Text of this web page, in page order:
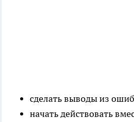
сделать выводы из
начать действовать